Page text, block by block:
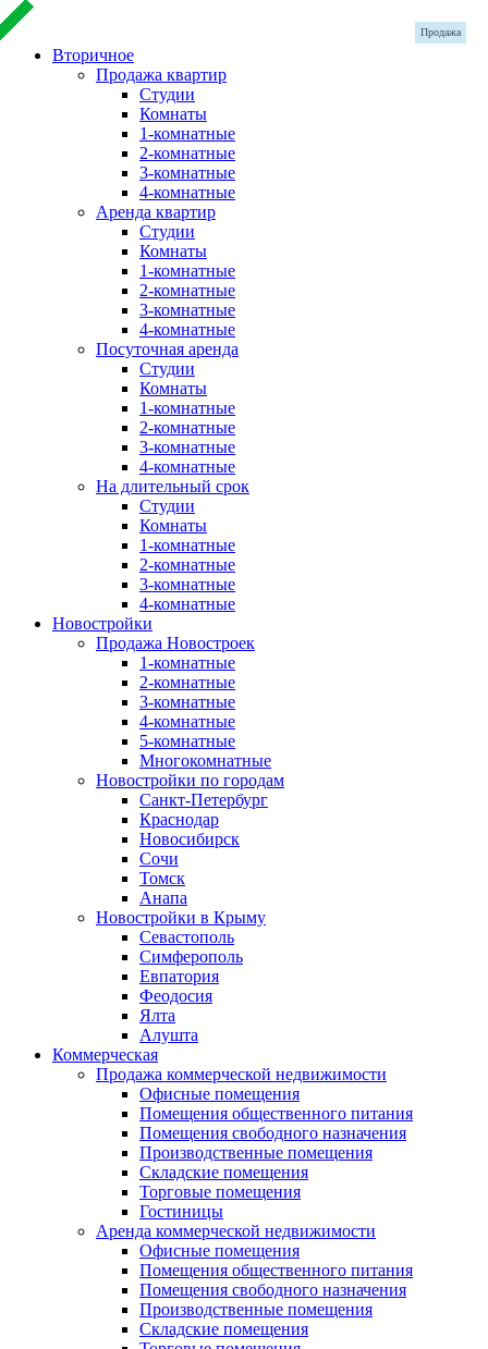
Вторичное
Продажа квартир
Студии
Комнаты
1-комнатные
2-комнатные
3-комнатные
4-комнатные
Аренда квартир
Студии
Комнаты
1-комнатные
2-комнатные
3-комнатные
4-комнатные
Посуточная аренда
Студии
Комнаты
1-комнатные
2-комнатные
3-комнатные
4-комнатные
На длительный срок
Студии
Комнаты
1-комнатные
2-комнатные
3-комнатные
4-комнатные
Новостройки
Продажа Новостроек
1-комнатные
2-комнатные
3-комнатные
4-комнатные
5-комнатные
Многокомнатные
Новостройки по городам
Санкт-Петербург
Краснодар
Новосибирск
Сочи
Томск
Анапа
Новостройки в Крыму
Севастополь
Симферополь
Евпатория
Феодосия
Ялта
Алушта
Коммерческая
Продажа коммерческой недвижимости
Офисные помещения
Помещения общественного питания
Помещения свободного назначения
Производственные помещения
Складские помещения
Торговые помещения
Гостиницы
Аренда коммерческой недвижимости
Офисные помещения
Помещения общественного питания
Помещения свободного назначения
Производственные помещения
Складские помещения
Продажа
Продажа
Продажа
Продажа